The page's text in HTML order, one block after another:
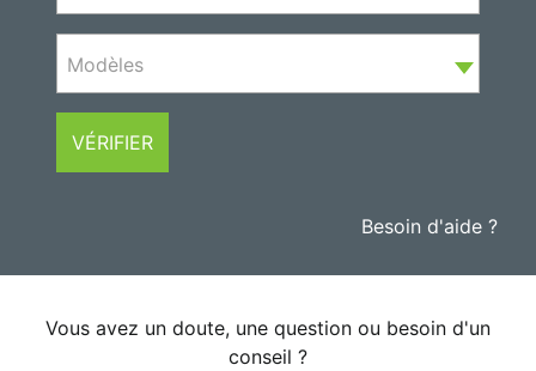
Modèles
VÉRIFIER
Besoin d'aide ?
Vous avez un doute, une question ou besoin d'un
conseil ?